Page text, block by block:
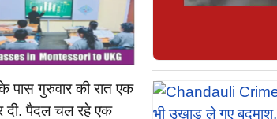
पास गुरुवार की रात एक
दी. पैदल चल रहे एक